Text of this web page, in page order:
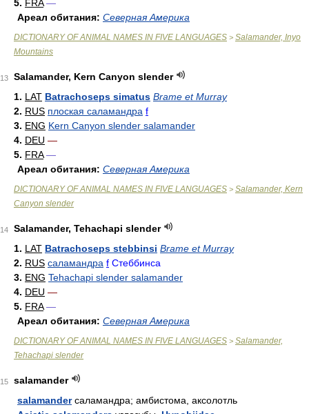
5. FRA —
Ареал обитания: Северная Америка
DICTIONARY OF ANIMAL NAMES IN FIVE LANGUAGES > Salamander, Inyo
Mountains
13
Salamander, Kern Canyon slender
1. LAT Batrachoseps simatus Brame et Murray
2. RUS плоская саламандра f
3. ENG Kern Canyon slender salamander
4. DEU —
5. FRA —
Ареал обитания: Северная Америка
DICTIONARY OF ANIMAL NAMES IN FIVE LANGUAGES > Salamander, Kern
Canyon slender
14
Salamander, Tehachapi slender
1. LAT Batrachoseps stebbinsi Brame et Murray
2. RUS саламандра f Стеббинса
3. ENG Tehachapi slender salamander
4. DEU —
5. FRA —
Ареал обитания: Северная Америка
DICTIONARY OF ANIMAL NAMES IN FIVE LANGUAGES > Salamander,
Tehachapi slender
15
salamander
salamander саламандра; амбистома, аксолотль